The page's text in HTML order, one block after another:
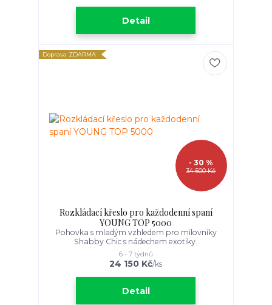
Detail
Doprava ZDARMA
34 500 Kč
- 30 %
Rozkládací křeslo pro každodenní spaní
YOUNG TOP 5000
Pohovka s mladým vzhledem pro milovníky
Shabby Chic s nádechem exotiky.
24 150 Kč/ks
6 - 7 týdnů
Detail